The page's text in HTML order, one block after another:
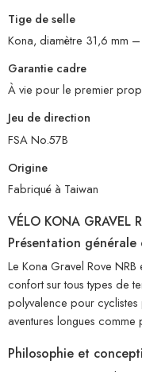
Tige de selle
Kona, diamètre 31,6 mm
Garantie cadre
À vie pour le premier
Jeu de direction
FSA No.57B
Origine
Fabriqué à Taiwan
VÉLO KONA GRAVEL
Présentation générale
Le Kona Gravel Rove
confort sur tous types de
polyvalence pour cyclistes
aventures longues comme
Philosophie et